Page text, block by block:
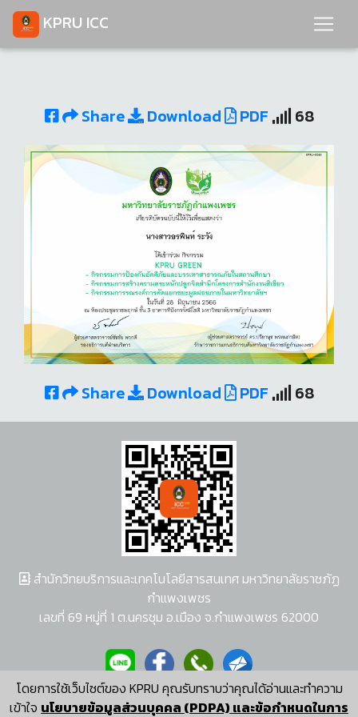
KPRU ICC
Share Download PDF 68
Share Download PDF 68
โดยการใช้เว็บไซต์ของ KPRU คุณรับทราบว่าคุณได้อ่านและทำความ
เข้าใจ นโยบายข้อมูลส่วนบุคคล (PDPA) และข้อกำหนดในการ
สำนักวิทยบริการและเทคโนโลยีสารสนเทศ มหาวิทยาลัยราชภัฏ
กำแพงเพชร
เลขที่ 69 หมู่ที่ 1 ต.นครชุม อ.เมือง จ.กำแพงเพชร 62000
ผู้พัฒนาระบบ อนุชา พวงผกา